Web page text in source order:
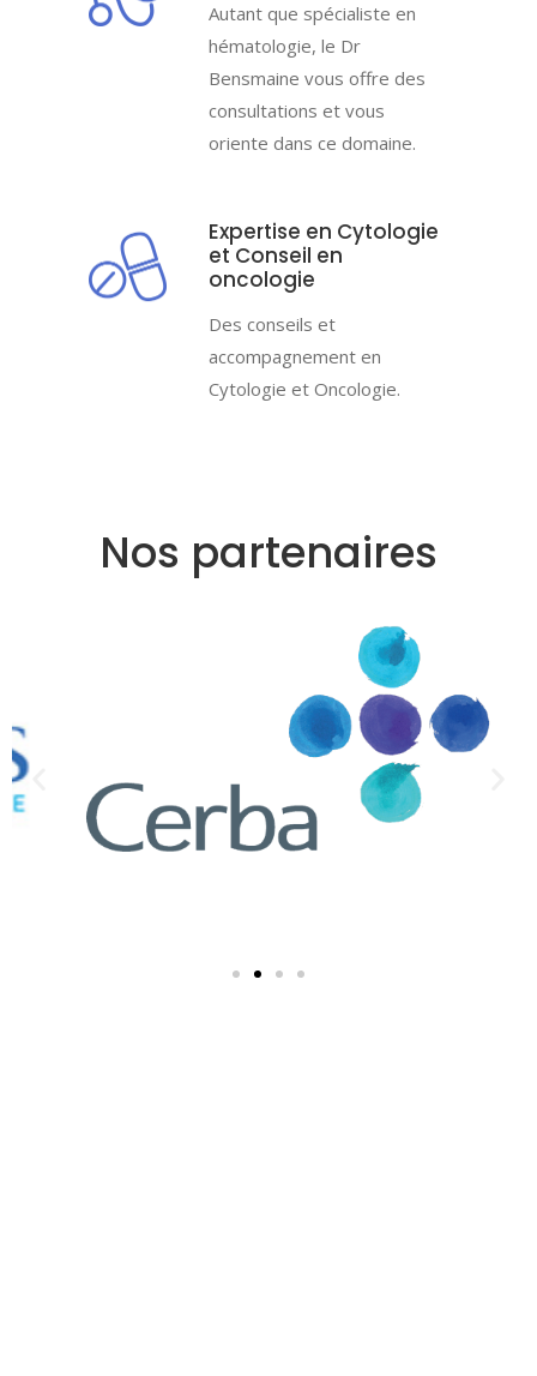
Autant que spécialiste en
hématologie, le Dr
Bensmaine vous offre des
consultations et vous
oriente dans ce domaine.
Expertise en Cytologie
et Conseil en
oncologie
Des conseils et
accompagnement en
Cytologie et Oncologie.
Nos partenaires